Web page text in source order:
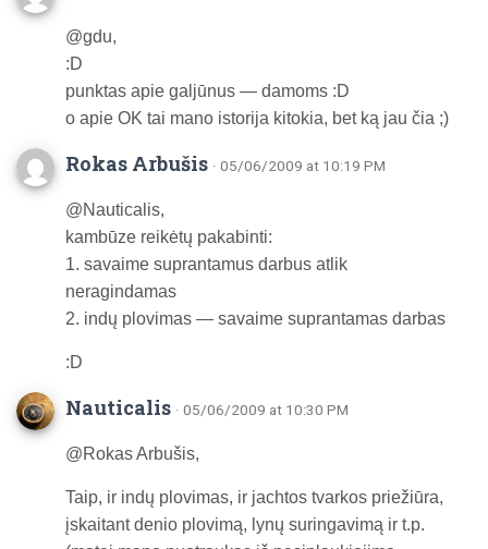
@gdu,
:D
punktas apie galjūnus — damoms :D
o apie OK tai mano istorija kitokia, bet ką jau čia ;)
Rokas Arbušis · 05/06/2009 at 10:19 PM
@Nauticalis,
kambūze reikėtų pakabinti:
1. savaime suprantamus darbus atlik
neragindamas
2. indų plovimas — savaime suprantamas darbas
:D
Nauticalis · 05/06/2009 at 10:30 PM
@Rokas Arbušis,
Taip, ir indų plovimas, ir jachtos tvarkos priežiūra,
įskaitant denio plovimą, lynų suringavimą ir t.p.